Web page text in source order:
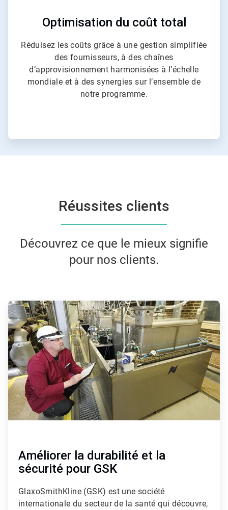
Optimisation du coût total
Réduisez les coûts grâce à une gestion simplifiée
des fournisseurs, à des chaînes
d’approvisionnement harmonisées à l’échelle
mondiale et à des synergies sur l’ensemble de
notre programme.
Réussites clients
Découvrez ce que le mieux signifie
pour nos clients.
ArticleTile
1
de
4
Améliorer la durabilité et la
sécurité pour GSK
GlaxoSmithKline (GSK) est une société
internationale du secteur de la santé qui découvre,